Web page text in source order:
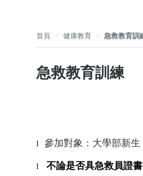
首頁 健康教育 急救教育訓
急救教育訓練
l 參加對象：大學部新生
l 不論是否具急救員證